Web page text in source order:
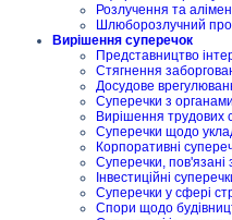
Розлучення та
Шлюборозлучний
Вирішення суперечок
Представництво
Стягнення
Досудове
Суперечки з
Вирішення трудових
Суперечки щодо
Корпоративні
Суперечки,
Інвестиційні
Суперечки у сфері
Спори щодо